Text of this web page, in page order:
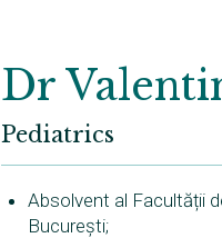
Dr
Pediatrics
Absolvent al Facultății
București;